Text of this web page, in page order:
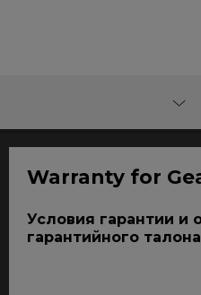
Warranty for
Условия гарантии и
гарантийного талона